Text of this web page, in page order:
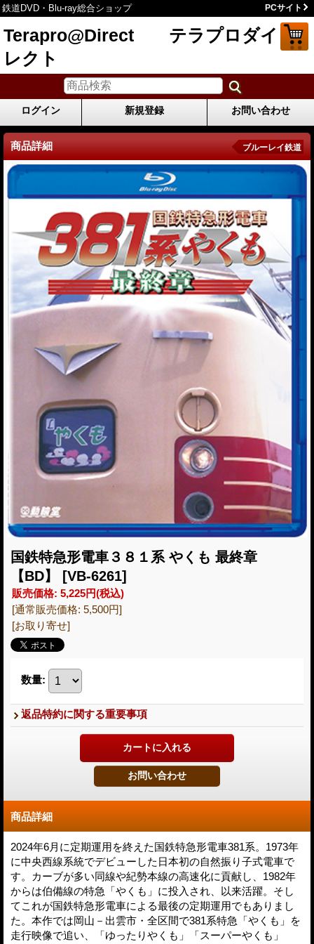
鉄道DVD・Blu-ray総合ショップ PCサイト
Terapro@Direct テラプロダイ
レクト
ログイン 新規登録 お問い合わせ
商品詳細 ブルーレイ鉄道
国鉄特急形電車３８１系 やくも 最終章
【BD】
[VB-6261]
販売価格: 5,225円(税込)
[通常販売価格: 5,500円]
[お取り寄せ]
数量:
返品特約に関する重要事項
商品詳細
2024年6月に定期運用を終えた国鉄特急形電車381系。1973年
に中央西線系統でデビューした日本初の自然振り子式電車で
す。カーブが多い同線や紀勢本線の高速化に貢献し、1982年
からは伯備線の特急「やくも」に投入され、以来活躍。そし
てこれが国鉄特急形電車による最後の定期運用でもありまし
た。本作では岡山－出雲市・全区間で381系特急「やくも」を
走行映像で追い、「ゆったりやくも」「スーパーやくも」